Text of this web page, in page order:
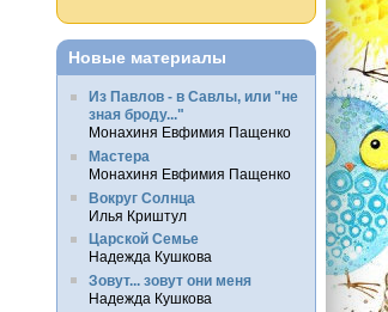
Новые материалы
Из Павлов - в Савлы, или "не
зная броду..."
Монахиня Евфимия Пащенко
Мастера
Монахиня Евфимия Пащенко
Вокруг Солнца
Илья Криштул
Царской Семье
Надежда Кушкова
Зовут... зовут они меня
Надежда Кушкова